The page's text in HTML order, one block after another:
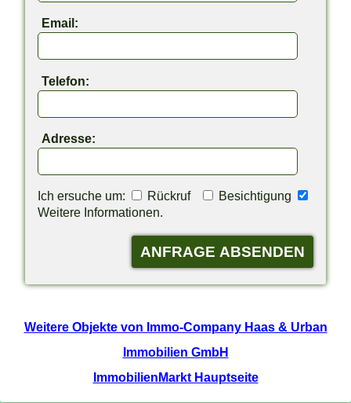
Email:
Telefon:
Adresse:
Ich ersuche um: Rückruf
Besichtigung
Weitere Informationen.
Weitere Objekte von Immo-Company Haas & Urban
Immobilien GmbH
ImmobilienMarkt Hauptseite